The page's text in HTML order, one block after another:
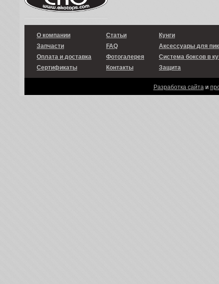
О компании
Запчасти
Оплата и доставка
Сертификаты
Статьи
FAQ
Фотогалерея
Контакты
Кунги
Аксессуары для
Система боксов в
Защита
Разработка сайтаи